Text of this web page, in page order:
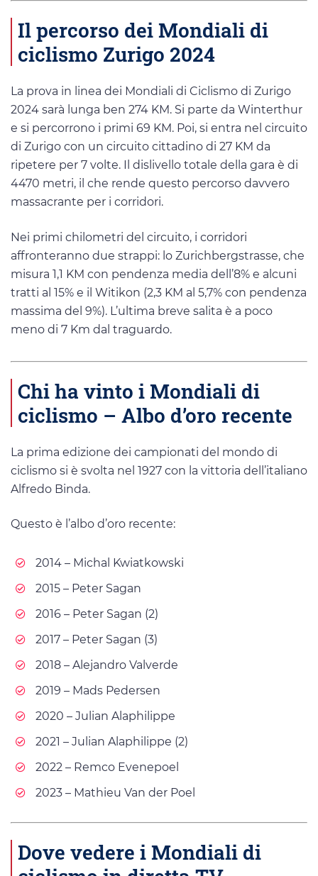
Il percorso dei Mondiali di
ciclismo Zurigo 2024
La prova in linea dei Mondiali di Ciclismo di Zurigo
2024 sarà lunga ben 274 KM. Si parte da Winterthur
e si percorrono i primi 69 KM. Poi, si entra nel circuito
di Zurigo con un circuito cittadino di 27 KM da
ripetere per 7 volte. Il dislivello totale della gara è di
4470 metri, il che rende questo percorso davvero
massacrante per i corridori.
Nei primi chilometri del circuito, i corridori
affronteranno due strappi: lo Zurichbergstrasse, che
misura 1,1 KM con pendenza media dell’8% e alcuni
tratti al 15% e il Witikon (2,3 KM al 5,7% con pendenza
massima del 9%). L’ultima breve salita è a poco
meno di 7 Km dal traguardo.
Chi ha vinto i Mondiali di
ciclismo – Albo d’oro recente
La prima edizione dei campionati del mondo di
ciclismo si è svolta nel 1927 con la vittoria dell’italiano
Alfredo Binda.
Questo è l’albo d’oro recente:
2014 – Michal Kwiatkowski
2015 – Peter Sagan
2016 – Peter Sagan (2)
2017 – Peter Sagan (3)
2018 – Alejandro Valverde
2019 – Mads Pedersen
2020 – Julian Alaphilippe
2021 – Julian Alaphilippe (2)
2022 – Remco Evenepoel
2023 – Mathieu Van der Poel
Dove vedere i Mondiali di